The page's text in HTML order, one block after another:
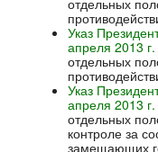
отдельных
Указ
апреля 2013
отдельных
Указ
апреля 2013
отдельных
контроле за
замещающих